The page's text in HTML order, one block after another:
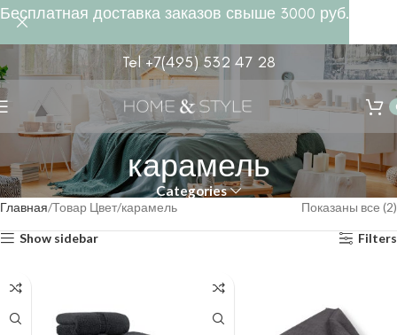
Tel +7(495) 532 47 28
карамель
Categories
Главная Товар Цвет карамель Показаны все (2)
Show sidebar Filters
Бесплатная доставка заказов свыше 3000 руб.